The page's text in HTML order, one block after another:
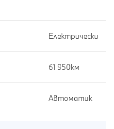
Електрически
61 950км
Автоматик